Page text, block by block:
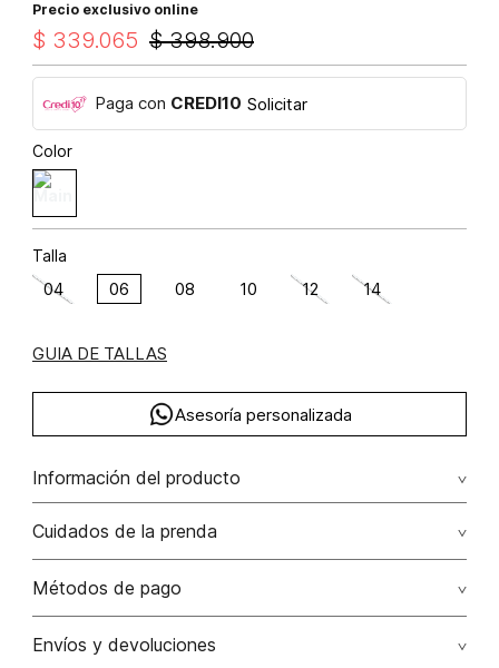
Precio exclusivo online
$ 398.900
$ 339.065
Paga con CREDI10 Solicitar
Color
Talla
04 06 08 10 12 14
GUIA DE TALLAS
Asesoría personalizada
Información del producto
Jean bota recta tiro alto con cristales algodón 100% 100.00%
algodón/cotton
Cuidados de la prenda
Lavar a mano. no remojar. no planchar los accesorios.
Métodos de pago
Tarjetas de crédito: Visa, Dinners, Master Card y American
Envíos y devoluciones